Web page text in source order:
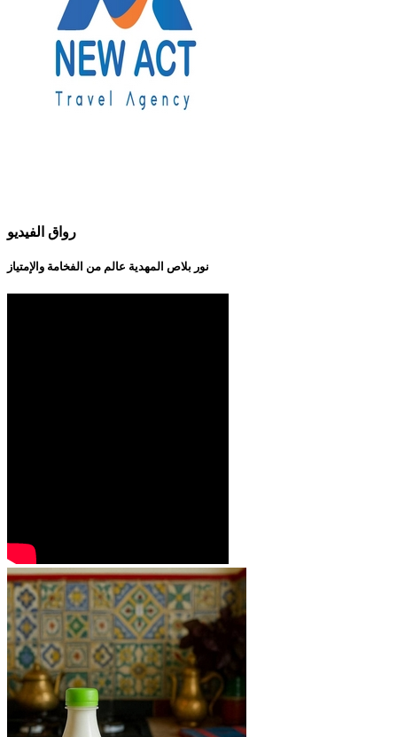
رواق الفيديو
نور بلاص المهدية عالم من الفخامة والإمتياز